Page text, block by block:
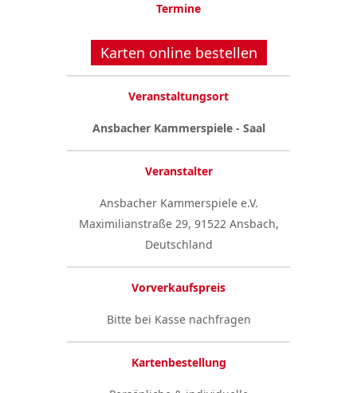
Termine
Karten online bestellen
Veranstaltungsort
Ansbacher Kammerspiele - Saal
Veranstalter
Ansbacher Kammerspiele e.V.
Maximilianstraße 29, 91522 Ansbach,
Deutschland
Vorverkaufspreis
Bitte bei Kasse nachfragen
Kartenbestellung